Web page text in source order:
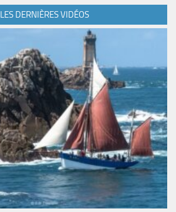
LES DERNIÈRES VIDÉOS